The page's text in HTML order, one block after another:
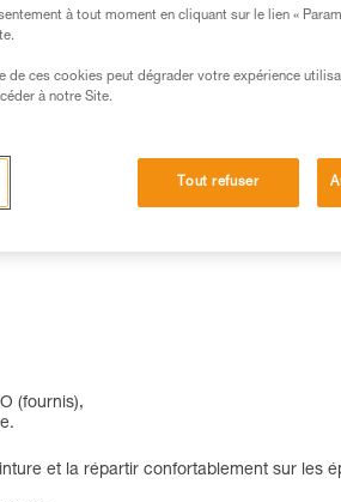
(fournis),
et la répartir confortablement sur les
à tout moment en cliquant sur le lien «
de ces cookies peut dégrader votre expérience
à notre Site.
Tout refuser